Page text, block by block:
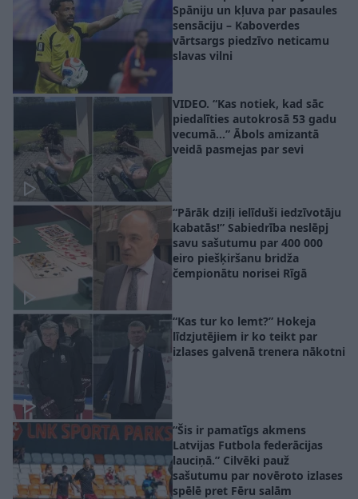
Spāniju un kļuva par pasaules
sensāciju – Kaboverdes
vārtsargs piedzīvo neticamu
slavas vilni
VIDEO. “Kas notiek, kad sāc
piedalīties autokrosā 53 gadu
vecumā…” Ābols amizantā
veidā pasmejas par sevi
“Pārāk dziļi ielīduši iedzīvotāju
kabatās!” Sabiedrība neslēpj
savu sašutumu par 400 000
eiro piešķiršanu bridža
čempionātu norisei Rīgā
“Kas tur ko lemt?” Hokeja
līdzjutējiem ir ko teikt par
izlases galvenā trenera nākotni
“Šis ir pamatīgs akmens
Latvijas Futbola federācijas
lauciņā.” Cilvēki pauž
sašutumu par novēroto izlases
spēlē pret Fēru salām